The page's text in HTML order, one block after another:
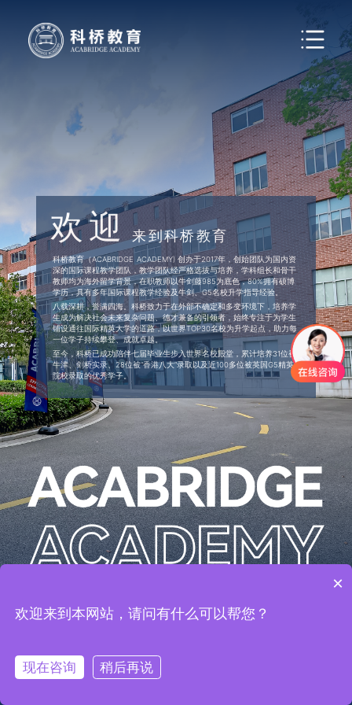
欢迎 来到科桥教育
科桥教育（ACABRIDGE ACADEMY) 创办于2017年，创始团队为国内资
深的国际课程教学团队，教学团队经严格选拔与培养，学科组长和骨干
教师均为海外留学背景，在职教师以牛剑藤985为底色，80%拥有硕博
学历，具有多年国际课程教学经验及牛剑、G5名校升学指导经验。
八载深耕，誉满四海。科桥致力于在外部不确定和多变环境下，培养学
生成为解决社会未来复杂问题、德才兼备的引领者，始终专注于为学生
铺设通往国际精英大学的道路，以世界TOP30名校为升学起点，助力每
一位学子持续攀登、成就卓越。
至今，科桥已成功陪伴七届毕业生步入世界名校殿堂，累计培养31位被
牛津、剑桥实录、28位被“香港八大”录取以及近100多位被英国G5精英
院校录取的优秀学子。
入学申请
×
欢迎来到本网站，请问有什么可以帮您？
现在咨询 稍后再说